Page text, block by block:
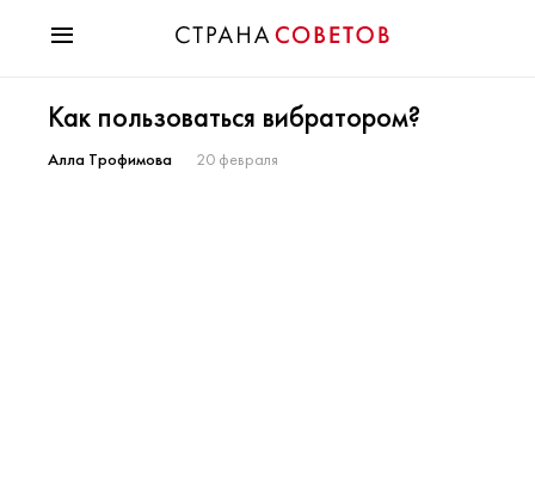
Мода
Звезды
Как пользоваться вибратором?
Алла Трофимова 20 февраля